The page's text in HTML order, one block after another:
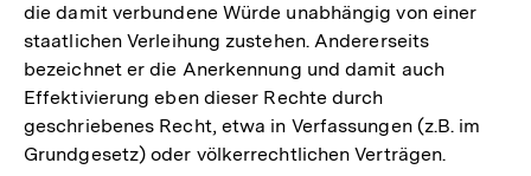
die damit verbundene Würde unabhängig von einer
staatlichen Verleihung zustehen. Andererseits
bezeichnet er die Anerkennung und damit auch
Effektivierung eben dieser Rechte durch
geschriebenes Recht, etwa in Verfassungen (z.B. im
Grundgesetz) oder völkerrechtlichen Verträgen.